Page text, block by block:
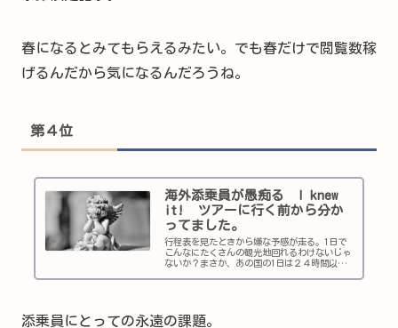
春になるとみてもらえるみたい。でも春だけで閲覧数稼
げるんだから気になるんだろうね。
第４位
海外添乗員が愚痴る I knew
it! ツアーに行く前から分か
ってました。
行程表を見たときから嫌な予感が走る。1日で
こんなにたくさんの観光地回れるわけないじゃ
ないか？まさか、あの国の1日は２４時間以上
添乗員にとっての永遠の課題。